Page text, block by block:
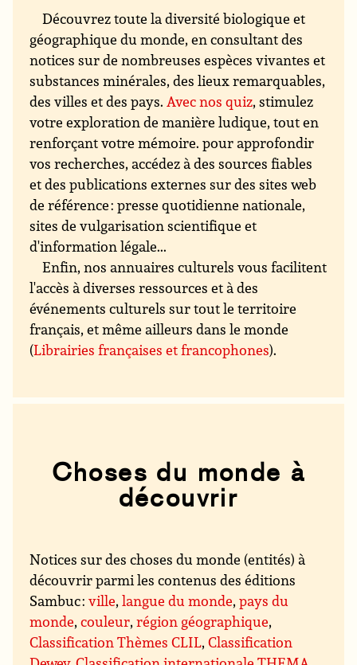
Découvrez toute la diversité biologique et
géographique du monde, en consultant des
notices sur de nombreuses espèces vivantes et
substances minérales, des lieux remarquables,
des villes et des pays.Avec nos quiz, stimulez
votre exploration de manière ludique, tout en
renforçant votre mémoire. pour approfondir
vos recherches, accédez à des sources fiables
et des publications externes sur des sites web
de référence : presse quotidienne nationale,
sites de vulgarisation scientifique et
d'information légale...
Enfin, nos annuaires culturels vous facilitent
l'accès à diverses ressources et à des
événements culturels sur tout le territoire
français, et même ailleurs dans le monde
(Librairies françaises et francophones).
Choses du monde à
découvrir
Notices sur des choses du monde (entités) à
découvrir parmi les contenus des éditions
Sambuc :ville,langue du monde,pays du
monde,couleur,région géographique,
Classification Thèmes CLIL,Classification